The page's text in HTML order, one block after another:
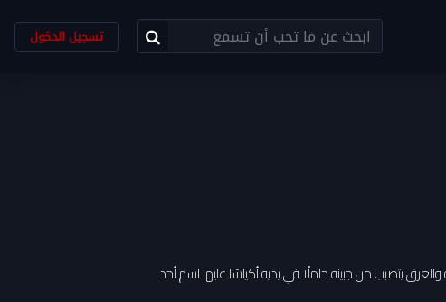
تسجيل الدخول
يتصبب من جبينه حاملًا في يديه أكياسًا عليها اسم أحد